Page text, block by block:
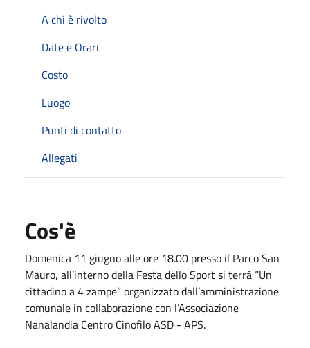
A chi è rivolto
Date e Orari
Costo
Luogo
Punti di contatto
Allegati
Cos'è
Domenica 11 giugno alle ore 18.00 presso il Parco San
Mauro, all’interno della Festa dello Sport si terrà “Un
cittadino a 4 zampe” organizzato dall’amministrazione
comunale in collaborazione con l’Associazione
Nanalandia Centro Cinofilo ASD - APS.